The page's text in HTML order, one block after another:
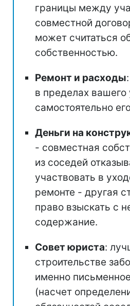
границы между
совместной
может считаться
собственностью.
Ремонт и расходы
в пределах вашего
самостоятельно
Деньги на
- совместная
из соседей
участвовать в
ремонте - другая
право взыскать с
содержание.
Совет юриста:
строительстве
именно
(насчет